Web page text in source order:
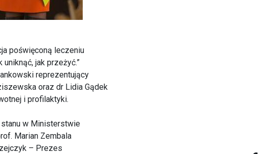
poświęconą leczeniu
uniknąć, jak przeżyć.”
reprezentujący
oraz dr Lidia Gądek
i profilaktyki.
stanu w Ministerstwie
Marian Zembala
– Prezes